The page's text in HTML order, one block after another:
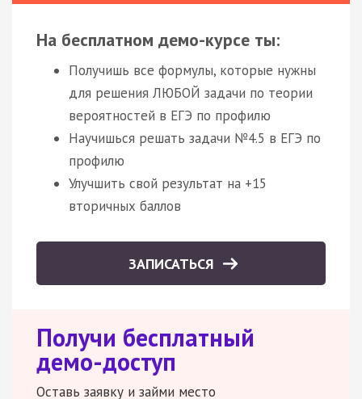
На бесплатном демо-курсе ты:
Получишь все формулы, которые нужны
для решения ЛЮБОЙ задачи по теории
вероятностей в ЕГЭ по профилю
Научишься решать задачи №4.5 в ЕГЭ по
профилю
Улучшить свой результат на +15
вторичных баллов
ЗАПИСАТЬСЯ
Получи бесплатный
демо-доступ
Оставь заявку и займи место